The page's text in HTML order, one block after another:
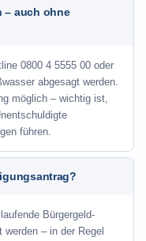
– auch ohne
0800 4 5555 00 oder
abgesagt werden.
möglich – wichtig ist,
führen.
Bürgergeld-
– in der Regel